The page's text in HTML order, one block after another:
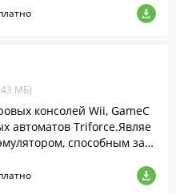
МБ)
консолей Wii, GameC
автоматов Triforce.Являе
способным зап
GameCube и Wii....